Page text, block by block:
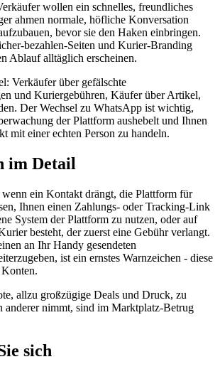
wollen ein schnelles, freundliches
ahmen normale, höfliche Konversation
bevor sie den Haken einbringen.
bezahlen-Seiten und Kurier-Branding
Ablauf alltäglich erscheinen.
Verkäufer über gefälschte
und Kuriergebühren, Käufer über Artikel,
Der Wechsel zu WhatsApp ist wichtig,
der Plattform aushebelt und Ihnen
mit einer echten Person zu handeln.
im Detail
ein Kontakt drängt, die Plattform für
Ihnen einen Zahlungs- oder Tracking-Link
System der Plattform zu nutzen, oder auf
besteht, der zuerst eine Gebühr verlangt.
an Ihr Handy gesendeten
ist ein ernstes Warnzeichen - diese
allzu großzügige Deals und Druck, zu
anderer nimmt, sind im Marktplatz-Betrug
sich